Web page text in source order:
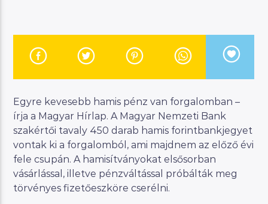
Manna FM
Egyre kevesebb hamis pénz van forgalomban –
írja a Magyar Hírlap. A Magyar Nemzeti Bank
szakértői tavaly 450 darab hamis forintbankjegyet
vontak ki a forgalomból, ami majdnem az előző évi
fele csupán. A hamisítványokat elsősorban
vásárlással, illetve pénzváltással próbálták meg
törvényes fizetőeszköre cserélni.